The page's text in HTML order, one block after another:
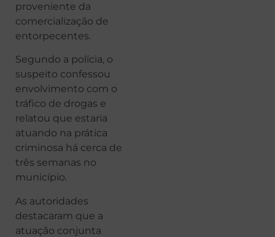
proveniente da
comercialização de
entorpecentes.
Segundo a polícia, o
suspeito confessou
envolvimento com o
tráfico de drogas e
relatou que estaria
atuando na prática
criminosa há cerca de
três semanas no
município.
As autoridades
destacaram que a
atuação conjunta